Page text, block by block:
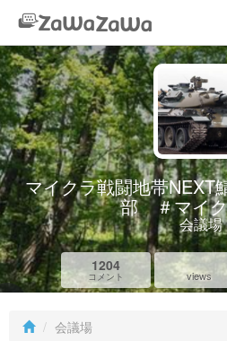
マイクラ戦闘地帯
部 ＃マイ
会議場
1204
コメント views
会議場